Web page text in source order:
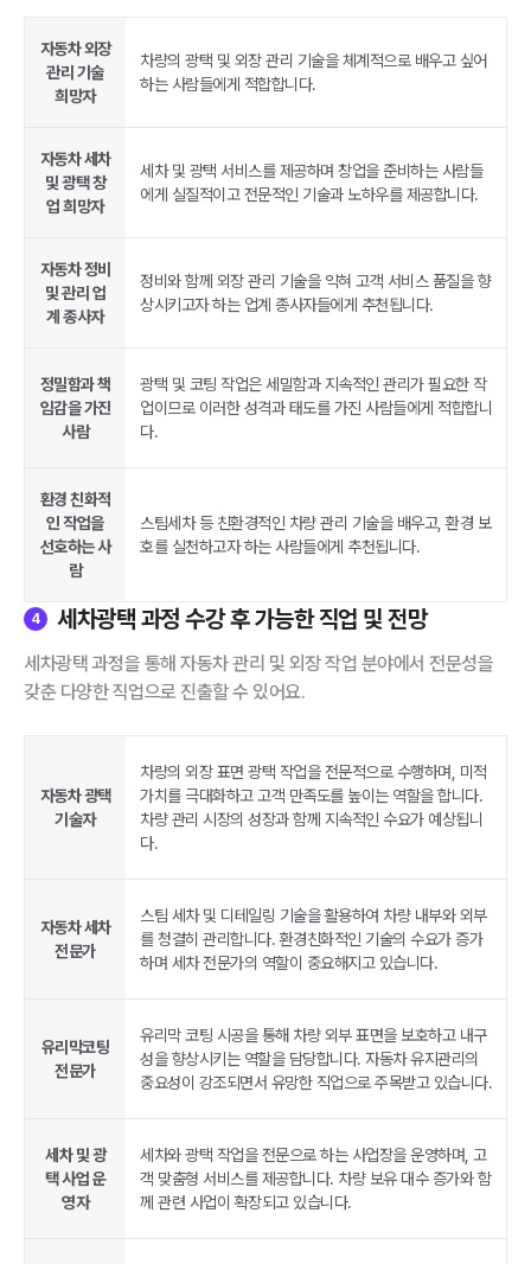
자동차 외장
관리 기술
희망자
차량의 광택 및 외장 관리 기술을 체계적으로 배우고 싶어
하는 사람들에게 적합합니다.
자동차 세차
및 광택 창
업 희망자
세차 및 광택 서비스를 제공하며 창업을 준비하는 사람들
에게 실질적이고 전문적인 기술과 노하우를 제공합니다.
자동차 정비
및 관리 업
계 종사자
정비와 함께 외장 관리 기술을 익혀 고객 서비스 품질을 향
상시키고자 하는 업계 종사자들에게 추천됩니다.
정밀함과 책
임감을 가진
사람
광택 및 코팅 작업은 세밀함과 지속적인 관리가 필요한 작
업이므로 이러한 성격과 태도를 가진 사람들에게 적합합니
다.
환경 친화적
인 작업을
선호하는 사
람
스팀세차 등 친환경적인 차량 관리 기술을 배우고, 환경 보
호를 실천하고자 하는 사람들에게 추천됩니다.
4 세차광택 과정 수강 후 가능한 직업 및 전망
세차광택 과정을 통해 자동차 관리 및 외장 작업 분야에서 전문성을
갖춘 다양한 직업으로 진출할 수 있어요.
자동차 광택
기술자
차량의 외장 표면 광택 작업을 전문적으로 수행하며, 미적
가치를 극대화하고 고객 만족도를 높이는 역할을 합니다.
차량 관리 시장의 성장과 함께 지속적인 수요가 예상됩니
다.
자동차 세차
전문가
스팀 세차 및 디테일링 기술을 활용하여 차량 내부와 외부
를 청결히 관리합니다. 환경친화적인 기술의 수요가 증가
하며 세차 전문가의 역할이 중요해지고 있습니다.
유리막코팅
전문가
유리막 코팅 시공을 통해 차량 외부 표면을 보호하고 내구
성을 향상시키는 역할을 담당합니다. 자동차 유지관리의
중요성이 강조되면서 유망한 직업으로 주목받고 있습니다.
세차 및 광
택 사업 운
영자
세차와 광택 작업을 전문으로 하는 사업장을 운영하며, 고
객 맞춤형 서비스를 제공합니다. 차량 보유 대수 증가와 함
께 관련 사업이 확장되고 있습니다.